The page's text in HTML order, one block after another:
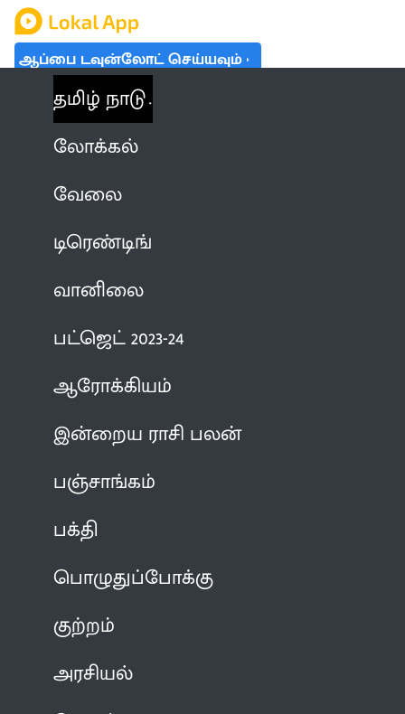
ஆப்பை டவுன்லோட் செய்யவும்
தமிழ் நாடு
லோக்கல்
வேலை
டிரெண்டிங்
வானிலை
பட்ஜெட் 2023-24
ஆரோக்கியம்
இன்றைய ராசி பலன்
பஞ்சாங்கம்
பக்தி
பொழுதுப்போக்கு
குற்றம்
அரசியல்